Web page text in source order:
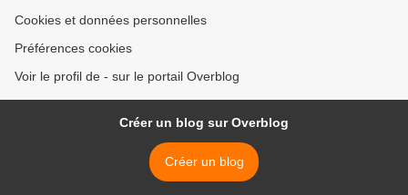
Cookies et données personnelles
Préférences cookies
Voir le profil de - sur le portail Overblog
Créer un blog sur Overblog
Créer un blog